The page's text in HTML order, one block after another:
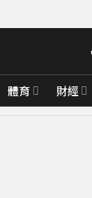
體育 財經